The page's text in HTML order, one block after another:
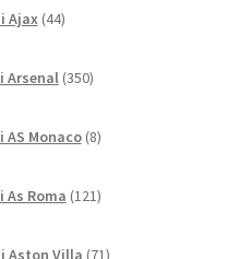
Ajax 44izdelkov
Arsenal 350izdelkov
Monaco 8izdelkov
Roma 121izdelkov
Aston Villa 71